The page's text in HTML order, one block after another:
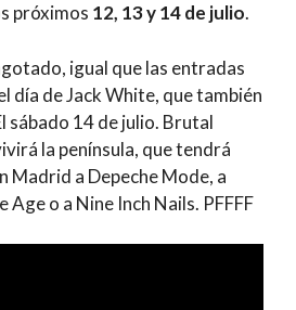
próximos 12, 13 y 14 de julio.
igual que las entradas
día de Jack White, que también
sábado 14 de julio. Brutal
la península, que tendrá
Madrid a Depeche Mode, a
Age o a Nine Inch Nails. PFFFF